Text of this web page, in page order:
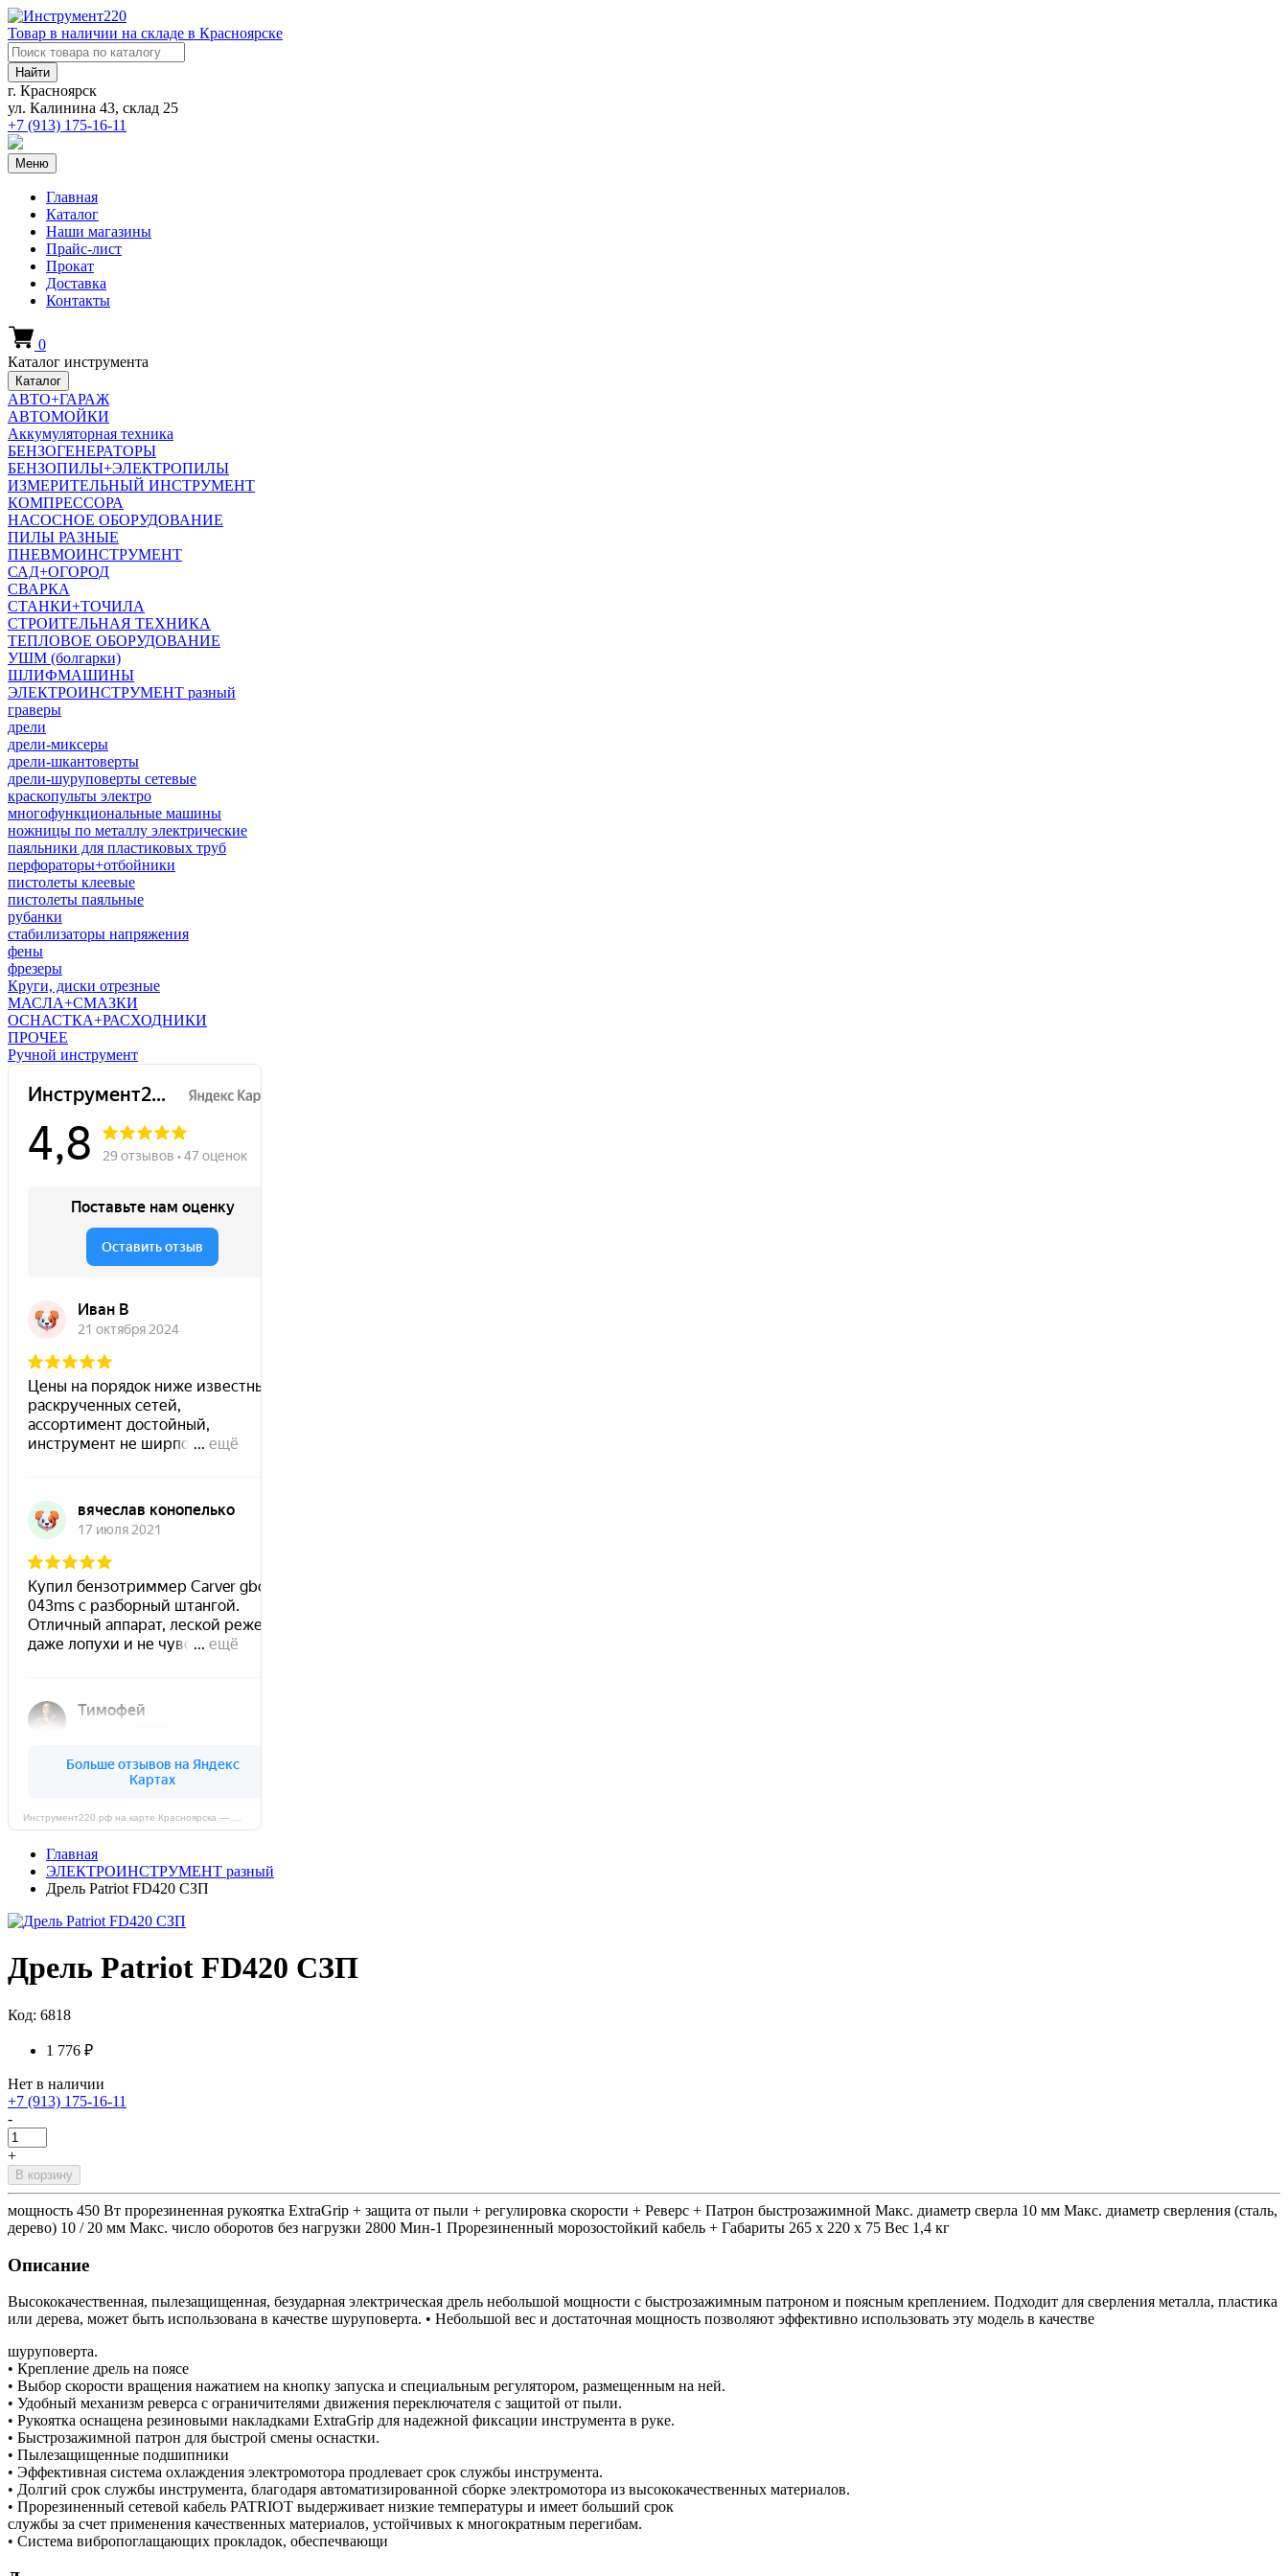
Товар в наличии на складе в Красноярске
Найти
г. Красноярск
ул. Калинина 43, склад 25
+7 (913) 175-16-11
Меню
Главная
Каталог
Наши магазины
Прайс-лист
Прокат
Доставка
Контакты
0
Каталог инструмента
Каталог
АВТО+ГАРАЖ
АВТОМОЙКИ
Аккумуляторная техника
БЕНЗОГЕНЕРАТОРЫ
БЕНЗОПИЛЫ+ЭЛЕКТРОПИЛЫ
ИЗМЕРИТЕЛЬНЫЙ ИНСТРУМЕНТ
КОМПРЕССОРА
НАСОСНОЕ ОБОРУДОВАНИЕ
ПИЛЫ РАЗНЫЕ
ПНЕВМОИНСТРУМЕНТ
САД+ОГОРОД
СВАРКА
СТАНКИ+ТОЧИЛА
СТРОИТЕЛЬНАЯ ТЕХНИКА
ТЕПЛОВОЕ ОБОРУДОВАНИЕ
УШМ (болгарки)
ШЛИФМАШИНЫ
ЭЛЕКТРОИНСТРУМЕНТ разный
граверы
дрели
дрели-миксеры
дрели-шкантоверты
дрели-шуруповерты сетевые
краскопульты электро
многофункциональные машины
ножницы по металлу электрические
паяльники для пластиковых труб
перфораторы+отбойники
пистолеты клеевые
пистолеты паяльные
рубанки
стабилизаторы напряжения
фены
фрезеры
Круги, диски отрезные
МАСЛА+СМАЗКИ
ОСНАСТКА+РАСХОДНИКИ
ПРОЧЕЕ
Ручной инструмент
Главная
ЭЛЕКТРОИНСТРУМЕНТ разный
Дрель Patriot FD420 СЗП
Дрель Patriot FD420 СЗП
Код: 6818
1 776 ₽
Нет в наличии
+7 (913) 175-16-11
-
+
В корзину
мощность 450 Вт прорезиненная рукоятка ExtraGrip + защита от пыли + регулировка скорости + Реверс + Патрон быстрозажимной Макс. диаметр сверла 10 мм Макс. диаметр сверления (сталь,
дерево) 10 / 20 мм Макс. число оборотов без нагрузки 2800 Мин-1 Прорезиненный морозостойкий кабель + Габариты 265 x 220 x 75 Вес 1,4 кг
Описание
Высококачественная, пылезащищенная, безударная электрическая дрель небольшой мощности с быстрозажимным патроном и поясным креплением. Подходит для сверления металла, пластика
или дерева, может быть использована в качестве шуруповерта. • Небольшой вес и достаточная мощность позволяют эффективно использовать эту модель в качестве
шуруповерта.
• Крепление дрель на поясе
• Выбор скорости вращения нажатием на кнопку запуска и специальным регулятором, размещенным на ней.
• Удобный механизм реверса с ограничителями движения переключателя с защитой от пыли.
• Рукоятка оснащена резиновыми накладками ExtraGrip для надежной фиксации инструмента в руке.
• Быстрозажимной патрон для быстрой смены оснастки.
• Пылезащищенные подшипники
• Эффективная система охлаждения электромотора продлевает срок службы инструмента.
• Долгий срок службы инструмента, благодаря автоматизированной сборке электромотора из высококачественных материалов.
• Прорезиненный сетевой кабель PATRIOT выдерживает низкие температуры и имеет больший срок
службы за счет применения качественных материалов, устойчивых к многократным перегибам.
• Система вибропоглащающих прокладок, обеспечвающи